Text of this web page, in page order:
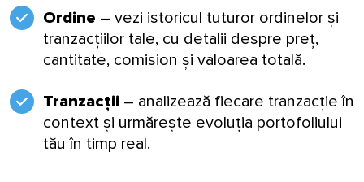
Ordine – vezi istoricul tuturor ordinelor și
tranzacțiilor tale, cu detalii despre preț,
cantitate, comision și valoarea totală.
Tranzacții – analizează fiecare tranzacție în
context și urmărește evoluția portofoliului
tău în timp real.